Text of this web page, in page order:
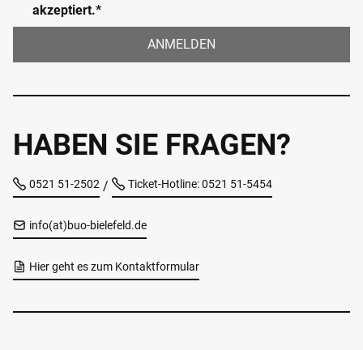
akzeptiert.*
ANMELDEN
HABEN SIE FRAGEN?
0521 51-2502 / Ticket-Hotline: 0521 51-5454
info(at)buo-bielefeld.de
Hier geht es zum Kontaktformular